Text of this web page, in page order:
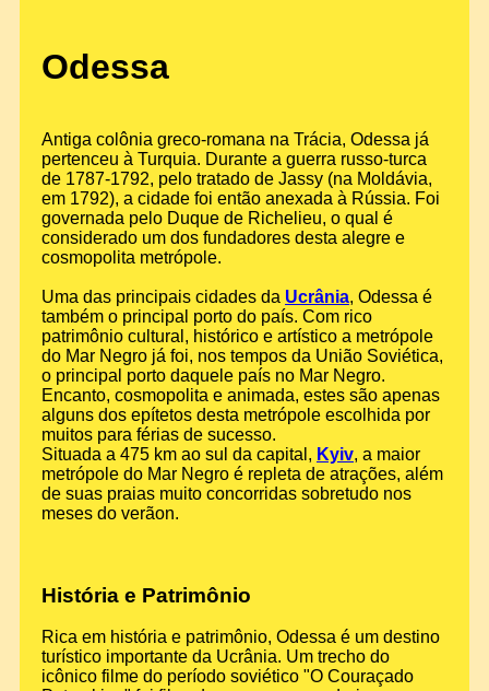
Odessa
Antiga colônia greco-romana na Trácia, Odessa já
pertenceu à Turquia. Durante a guerra russo-turca
de 1787-1792, pelo tratado de Jassy (na Moldávia,
em 1792), a cidade foi então anexada à Rússia. Foi
governada pelo Duque de Richelieu, o qual é
considerado um dos fundadores desta alegre e
cosmopolita metrópole.
Uma das principais cidades da Ucrânia, Odessa é
também o principal porto do país. Com rico
patrimônio cultural, histórico e artístico a metrópole
do Mar Negro já foi, nos tempos da União Soviética,
o principal porto daquele país no Mar Negro.
Encanto, cosmopolita e animada, estes são apenas
alguns dos epítetos desta metrópole escolhida por
muitos para férias de sucesso.
Situada a 475 km ao sul da capital, Kyiv, a maior
metrópole do Mar Negro é repleta de atrações, além
de suas praias muito concorridas sobretudo nos
meses do verãon.
História e Patrimônio
Rica em história e patrimônio, Odessa é um destino
turístico importante da Ucrânia. Um trecho do
icônico filme do período soviético "O Couraçado